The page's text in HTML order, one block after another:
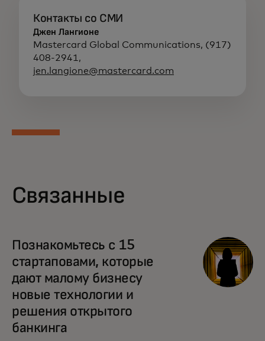
Контакты со СМИ
Джен Лангионе
Mastercard Global Communications, (917)
408-2941,
jen.langione@mastercard.com
Связанные
Познакомьтесь с 15
стартаповами, которые
дают малому бизнесу
новые технологии и
решения открытого
банкинга